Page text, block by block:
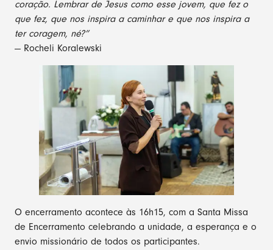
coração. Lembrar de Jesus como esse jovem, que fez o
que fez, que nos inspira a caminhar e que nos inspira a
ter coragem, né?”
— Rocheli Koralewski
O encerramento acontece às 16h15, com a Santa Missa
de Encerramento celebrando a unidade, a esperança e o
envio missionário de todos os participantes.